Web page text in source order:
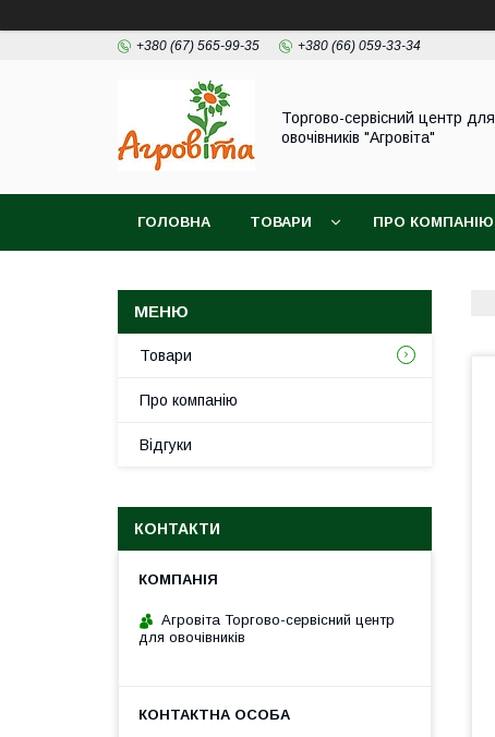
+380 (67) 565-99-35 +380 (66) 059-33-34
Торгово-сервісний центр для
овочівників "Агровіта"
ГОЛОВНА ТОВАРИ ПРО КОМПАНІЮ
Товари
Про компанію
Відгуки
КОНТАКТИ
Агровіта Торгово-сервісний центр
для овочівників